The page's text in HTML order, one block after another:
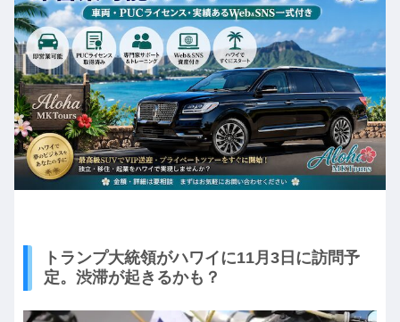
トランプ大統領がハワイに11月3日に訪問予
定。渋滞が起きるかも？